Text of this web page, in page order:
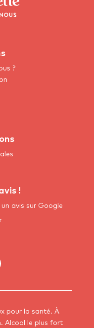
?
!
avis sur Google
pour la santé. À
Alcool le plus fort